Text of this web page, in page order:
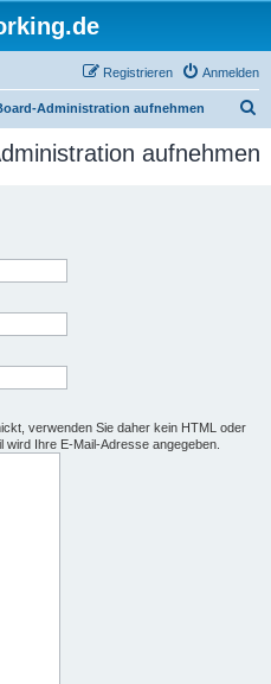
Anmelden
Registrieren
Administration aufnehmen
c
aufnehmen
verwenden Sie daher kein HTML oder
Ihre E-Mail-Adresse angegeben.